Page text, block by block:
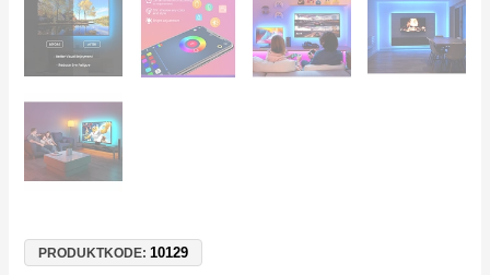
PRODUKTKODE:10129